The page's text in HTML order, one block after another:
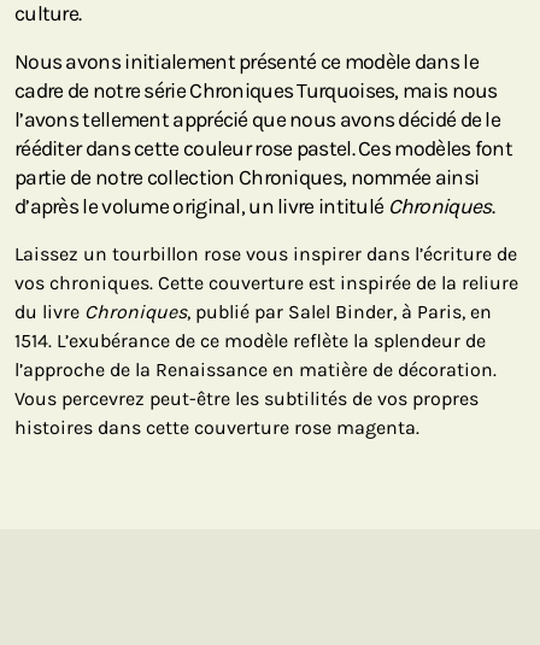
culture.
Nous avons initialement présenté ce modèle dans le
cadre de notre série Chroniques Turquoises, mais nous
l’avons tellement apprécié que nous avons décidé de le
rééditer dans cette couleur rose pastel. Ces modèles font
partie de notre collection Chroniques, nommée ainsi
d’après le volume original, un livre intitulé Chroniques.
Laissez un tourbillon rose vous inspirer dans l’écriture de
vos chroniques. Cette couverture est inspirée de la reliure
du livre Chroniques, publié par Salel Binder, à Paris, en
1514. L’exubérance de ce modèle reflète la splendeur de
l’approche de la Renaissance en matière de décoration.
Vous percevrez peut-être les subtilités de vos propres
histoires dans cette couverture rose magenta.